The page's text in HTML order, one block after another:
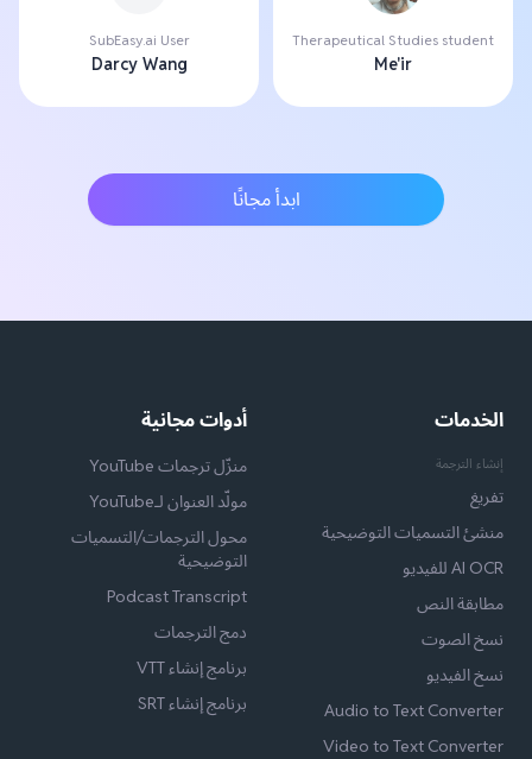
Therapeutical Studies student
Me'ir
SubEasy.ai User
Darcy Wang
ابدأ مجانًا
الخدمات
إنشاء الترجمة
تفريغ
منشئ التسميات التوضيحية
AI OCR للفيديو
مطابقة النص
نسخ الصوت
نسخ الفيديو
Audio to Text Converter
Video to Text Converter
أدوات مجانية
منزّل ترجمات YouTube
مولّد العنوان لـYouTube
محول الترجمات/التسميات
التوضيحية
Podcast Transcript
دمج الترجمات
برنامج إنشاء VTT
برنامج إنشاء SRT